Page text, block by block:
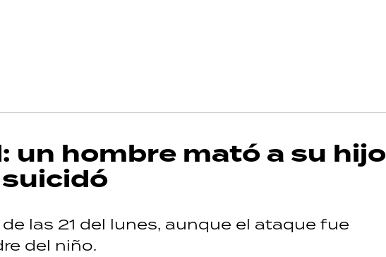
un hombre mató a su hijo
las 21 del lunes, aunque el ataque fue
del niño.